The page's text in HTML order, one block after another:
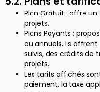
Plan Gratuit : offre
projets.
Plans Payants :
ou annuels, ils
suivis, des crédits de
projets.
Les tarifs affichés
paiement, la taxe